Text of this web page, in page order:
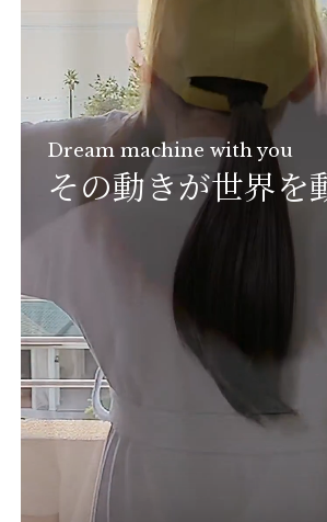
私たちの技術
グローバル体制
製品について
お知らせ
採用情報
Dream machine with you
その動きが世界を